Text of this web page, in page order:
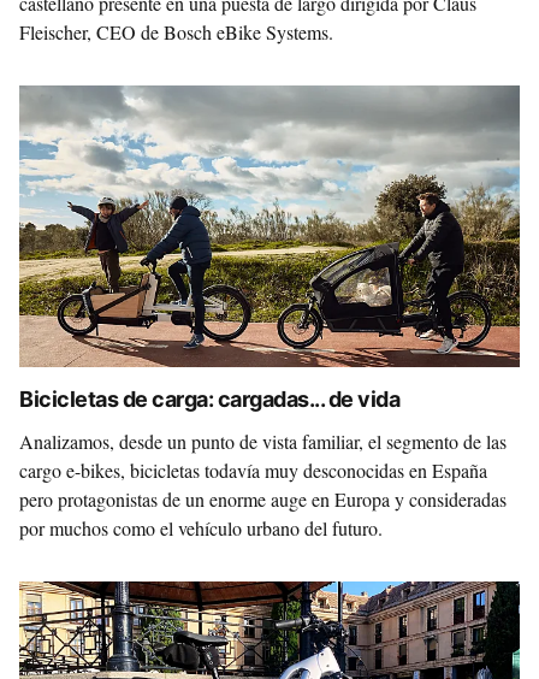
Fleischer, CEO de Bosch eBike Systems.
Bicicletas de carga: cargadas... de vida
Analizamos, desde un punto de vista familiar, el segmento de las
cargo e-bikes, bicicletas todavía muy desconocidas en España
pero protagonistas de un enorme auge en Europa y consideradas
por muchos como el vehículo urbano del futuro.